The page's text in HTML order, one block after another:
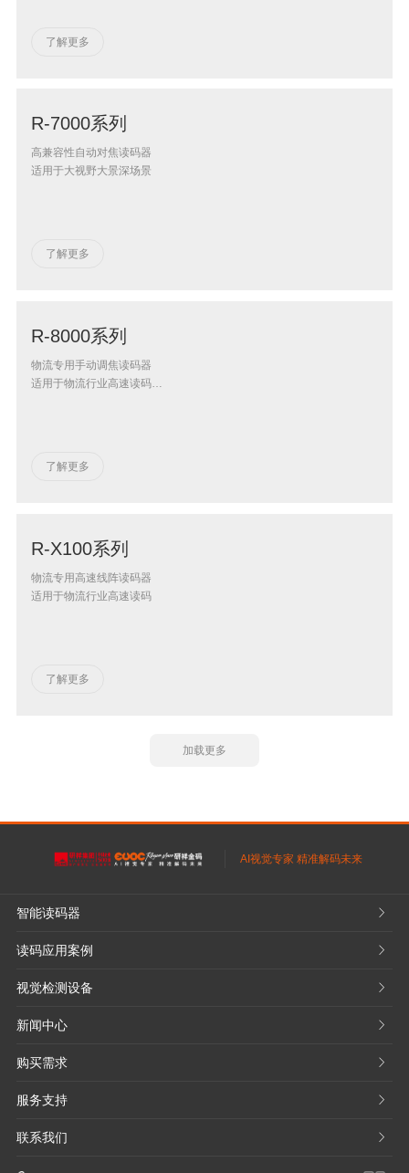
了解更多
R-7000系列
高兼容性自动对焦读码器
适用于大视野大景深场景
了解更多
R-8000系列
物流专用手动调焦读码器
适用于物流行业高速读码
了解更多
R-X100系列
物流专用高速线阵读码器
适用于物流行业高速读码
了解更多
加载更多
AI视觉专家 精准解码未来
智能读码器 𐃮
读码应用案例 𐃮
视觉检测设备 𐃮
新闻中心 𐃮
购买需求 𐃮
服务支持 𐃮
联系我们 𐃮